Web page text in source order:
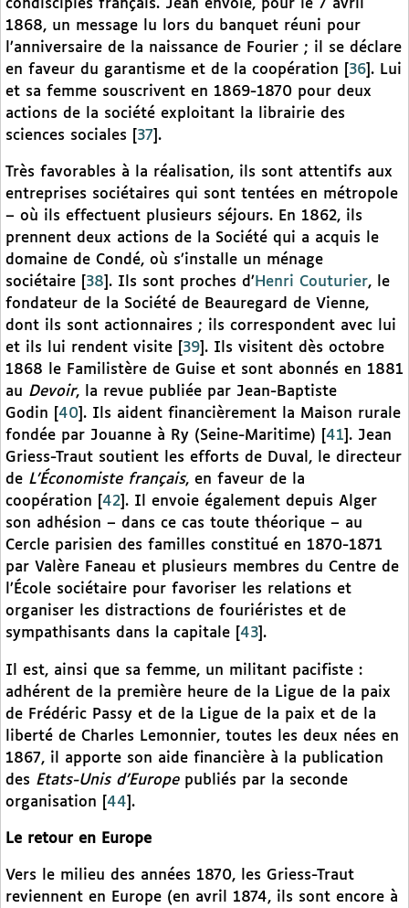
condisciples français. Jean envoie, pour le 7 avril
1868, un message lu lors du banquet réuni pour
l’anniversaire de la naissance de Fourier ; il se déclare
en faveur du garantisme et de la coopération
36 . Lui
et sa femme souscrivent en 1869-1870 pour deux
actions de la société exploitant la librairie des
sciences sociales
37 .
Très favorables à la réalisation, ils sont attentifs aux
entreprises sociétaires qui sont tentées en métropole
– où ils effectuent plusieurs séjours. En 1862, ils
prennent deux actions de la Société qui a acquis le
domaine de Condé, où s’installe un ménage
sociétaire
38 . Ils sont proches d’Henri Couturier, le
fondateur de la Société de Beauregard de Vienne,
dont ils sont actionnaires ; ils correspondent avec lui
et ils lui rendent visite
39 . Ils visitent dès octobre
1868 le Familistère de Guise et sont abonnés en 1881
au Devoir, la revue publiée par Jean-Baptiste
Godin
40 . Ils aident financièrement la Maison rurale
fondée par Jouanne à Ry (Seine-Maritime)
41 . Jean
Griess-Traut soutient les efforts de Duval, le directeur
de L’Économiste français, en faveur de la
coopération
42 . Il envoie également depuis Alger
son adhésion – dans ce cas toute théorique – au
Cercle parisien des familles constitué en 1870-1871
par Valère Faneau et plusieurs membres du Centre de
l’École sociétaire pour favoriser les relations et
organiser les distractions de fouriéristes et de
sympathisants dans la capitale
43 .
Il est, ainsi que sa femme, un militant pacifiste :
adhérent de la première heure de la Ligue de la paix
de Frédéric Passy et de la Ligue de la paix et de la
liberté de Charles Lemonnier, toutes les deux nées en
1867, il apporte son aide financière à la publication
des Etats-Unis d’Europepubliés par la seconde
organisation
44 .
Le retour en Europe
Vers le milieu des années 1870, les Griess-Traut
reviennent en Europe (en avril 1874, ils sont encore à